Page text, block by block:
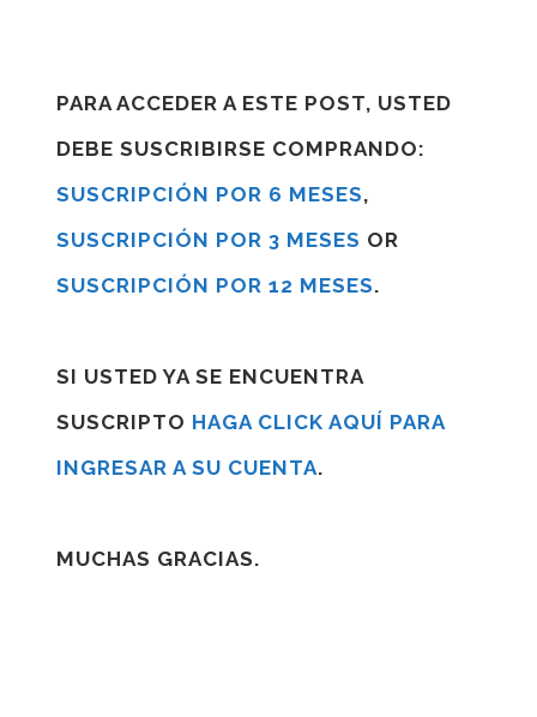
PARA ACCEDER A ESTE POST, USTED
DEBE SUSCRIBIRSE COMPRANDO:
SUSCRIPCIÓN POR 6 MESES,
SUSCRIPCIÓN POR 3 MESES OR
SUSCRIPCIÓN POR 12 MESES.
SI USTED YA SE ENCUENTRA
SUSCRIPTO HAGA CLICK AQUÍ PARA
INGRESAR A SU CUENTA.
MUCHAS GRACIAS.